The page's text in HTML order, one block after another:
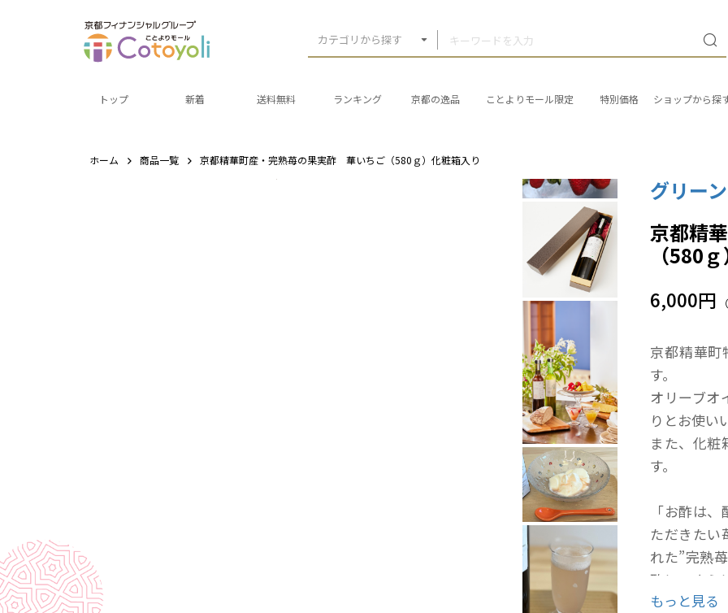
カテゴリから探す
トップ 新着 送料無料 ランキング 京都の逸品 ことよりモール限定 特別価格 ショップから探
ホーム 商品一覧 京都精華町産・完熟苺の果実酢 華いちご（580ｇ）化粧箱入り
グリー
京都精
（580
6,000円
京都精華
す。
オリーブオ
りとお使い
また、化粧
す。
「お酢は
ただきたい
れた”完熟
酢に、さら
味は粗糖と
もっと見る